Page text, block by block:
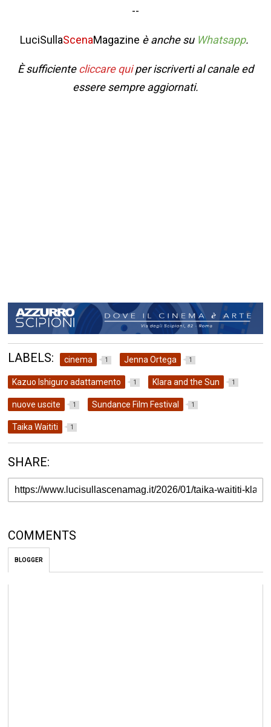
--
LuciSullaScenaMagazine è anche su Whatsapp.
È sufficientecliccare quiper iscriverti al canale ed
essere sempre aggiornati.
LABELS: cinema 1 Jenna Ortega 1
Kazuo Ishiguro adattamento 1 Klara and the Sun 1
nuove uscite 1 Sundance Film Festival 1
Taika Waititi 1
SHARE:
COMMENTS
BLOGGER